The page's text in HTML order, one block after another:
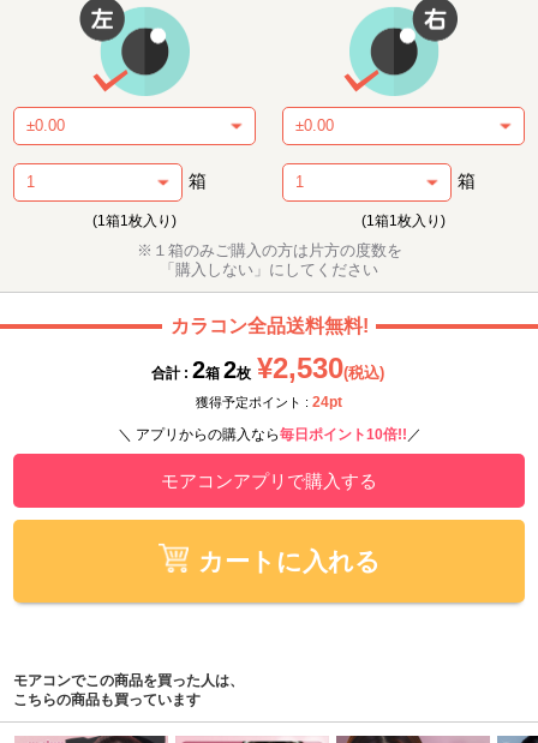
箱
(1箱1枚入り)
箱
(1箱1枚入り)
※１箱のみご購入の方は片方の度数を
「購入しない」にしてください
カラコン全品送料無料!
合計 : 2箱 2枚 ¥2,530(税込)
獲得予定ポイント : 24pt
＼ アプリからの購入なら毎日ポイント10倍!! ／
モアコンアプリで購入する
カートに入れる
モアコンでこの商品を買った人は、
こちらの商品も買っています